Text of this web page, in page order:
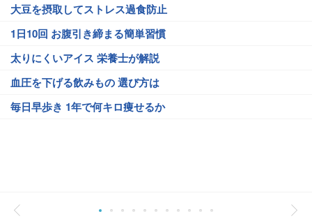
大豆を摂取してストレス過食防止
1日10回 お腹引き締まる簡単習慣
太りにくいアイス 栄養士が解説
血圧を下げる飲みもの 選び方は
毎日早歩き 1年で何キロ痩せるか